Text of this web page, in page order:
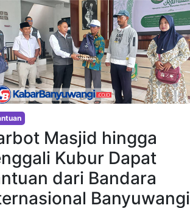
Masjid hingga
Kubur Dapat
dari Bandara
Banyuwangi